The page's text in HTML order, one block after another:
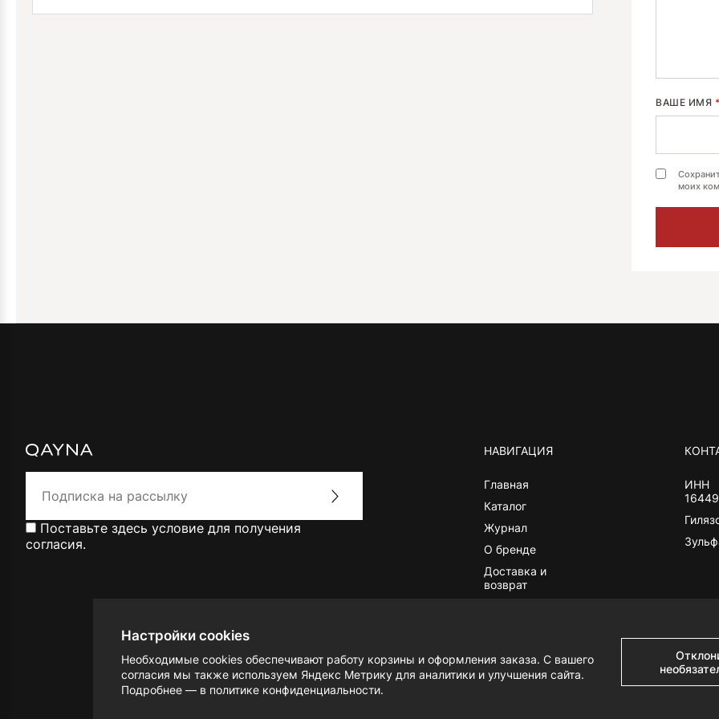
ВАШЕ ИМЯ *
моих
Поставьте здесь условие для получения
согласия.
НАВИГАЦИЯ
Главная
Каталог
Журнал
О бренде
Доставка и
возврат
ИНН
Настройки cookies
Необходимые cookies обеспечивают работу корзины и оформления заказа. С вашего
согласия мы также используем Яндекс Метрику для аналитики и улучшения сайта.
Подробнее — в политике конфиденциальности.